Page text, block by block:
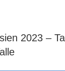
2023 –